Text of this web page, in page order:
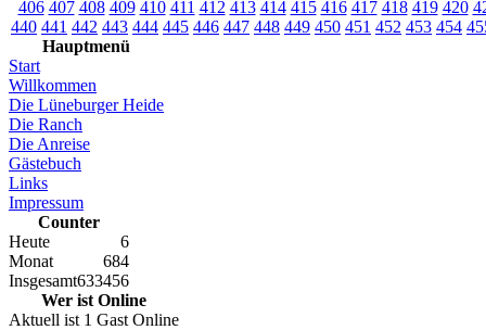
406 407 408 409 410 411 412 413 414 415 416 417 418 419 420
440 441 442 443 444 445 446 447 448 449 450 451 452 453 454
Hauptmenü
Start
Willkommen
Die Lüneburger Heide
Die Ranch
Die Anreise
Gästebuch
Links
Impressum
Counter
Heute
6
Monat
684
Insgesamt633456
Wer ist Online
Aktuell ist 1 Gast Online